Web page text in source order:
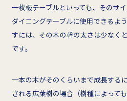
一枚板テーブルといっても、そのサ
ダイニングテーブルに使用できるよ
すには、その木の幹の太さは少なく
です。
一本の木がそのくらいまで成長する
される広葉樹の場合（樹種によって